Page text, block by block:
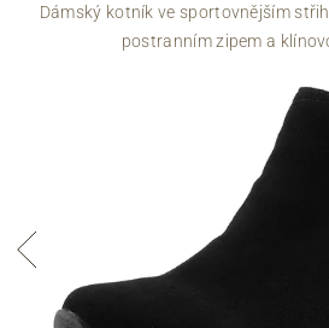
Dámský kotník ve sportovnějším
postranním zipem a